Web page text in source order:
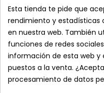
- ATENCION AL CLIENTE: 626 89 11 20
DETALLES DEL PRODUCTO
Esta tienda te pide que
rendimiento y estadísticas
en nuestra web. También
funciones de redes
información de esta web
puestos a la venta.
procesamiento de datos